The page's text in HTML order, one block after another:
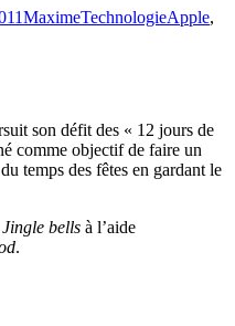
MaximeCatégories
TechnologieÉtiquettes
Apple,
son défit des « 12 jours de
comme objectif de faire un
temps des fêtes en gardant le
Jingle bells à l’aide
.